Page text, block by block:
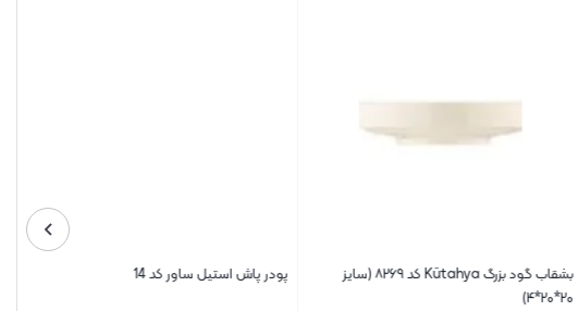
بشقاب گود بزرگ Kütahya کد ۸۲۶۹ (سایز
۲۰*۲۰*۴)
پودر پاش استیل ساور کد 14